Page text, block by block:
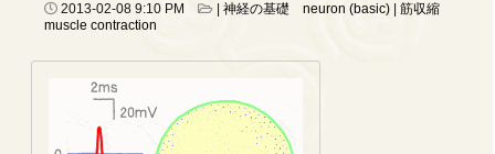
2013-02-08 9:10 PM 神経の基礎 neuron (basic)
筋収縮
muscle contraction